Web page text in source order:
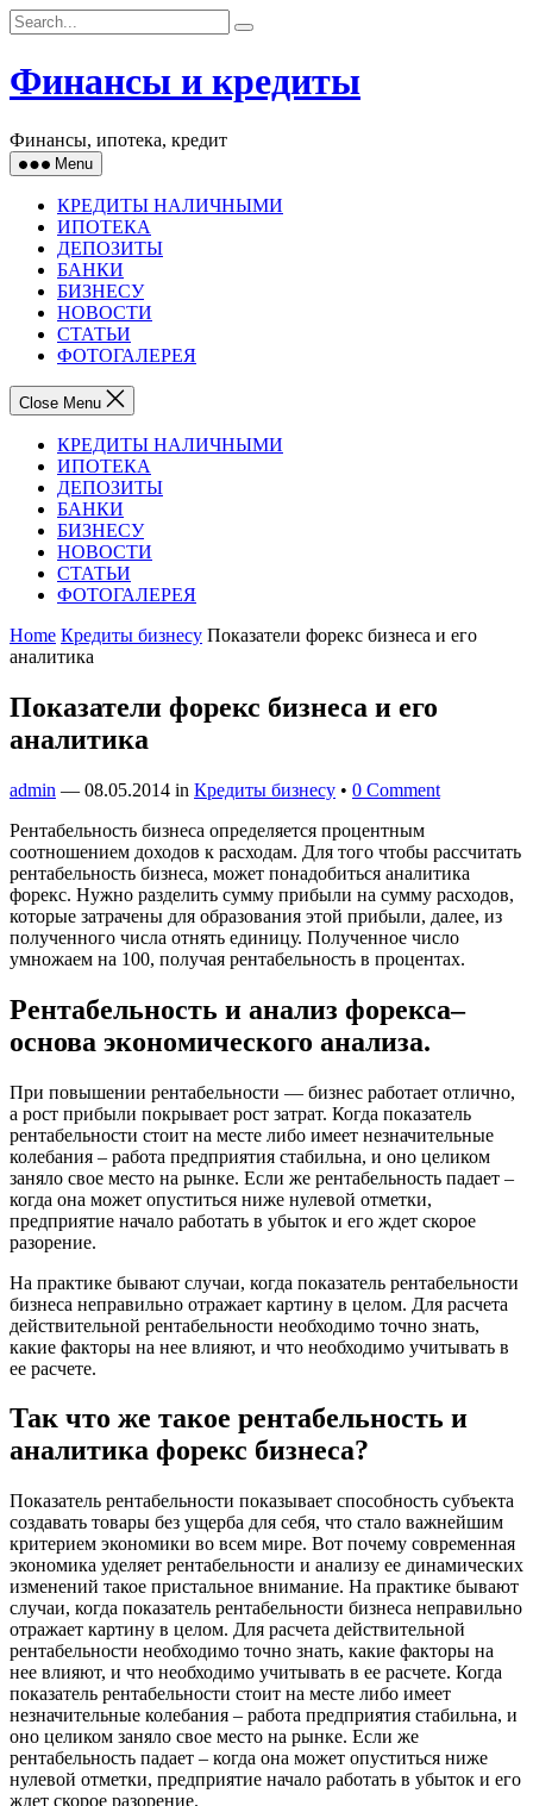
Skip
to
Финансы и кредиты
Финансы, ипотека, кредит
Menu
КРЕДИТЫ НАЛИЧНЫМИ
ИПОТЕКА
ДЕПОЗИТЫ
БАНКИ
БИЗНЕСУ
НОВОСТИ
СТАТЬИ
ФОТОГАЛЕРЕЯ
Close Menu
КРЕДИТЫ НАЛИЧНЫМИ
ИПОТЕКА
ДЕПОЗИТЫ
БАНКИ
БИЗНЕСУ
НОВОСТИ
СТАТЬИ
ФОТОГАЛЕРЕЯ
Home Кредиты бизнесу Показатели форекс бизнеса и его
аналитика
Показатели форекс бизнеса и его
аналитика
admin — 08.05.2014 in Кредиты бизнесу • 0 Comment
Рентабельность бизнеса определяется процентным
соотношением доходов к расходам. Для того чтобы рассчитать
рентабельность бизнеса, может понадобиться аналитика
форекс. Нужно разделить сумму прибыли на сумму расходов,
которые затрачены для образования этой прибыли, далее, из
полученного числа отнять единицу. Полученное число
умножаем на 100, получая рентабельность в процентах.
Рентабельность и анализ форекса–
основа экономического анализа.
При повышении рентабельности — бизнес работает отлично,
а рост прибыли покрывает рост затрат. Когда показатель
рентабельности стоит на месте либо имеет незначительные
колебания – работа предприятия стабильна, и оно целиком
заняло свое место на рынке. Если же рентабельность падает –
когда она может опуститься ниже нулевой отметки,
предприятие начало работать в убыток и его ждет скорое
разорение.
На практике бывают случаи, когда показатель рентабельности
бизнеса неправильно отражает картину в целом. Для расчета
действительной рентабельности необходимо точно знать,
какие факторы на нее влияют, и что необходимо учитывать в
ее расчете.
Так что же такое рентабельность и
аналитика форекс бизнеса?
Показатель рентабельности показывает способность субъекта
создавать товары без ущерба для себя, что стало важнейшим
критерием экономики во всем мире. Вот почему современная
экономика уделяет рентабельности и анализу ее динамических
изменений такое пристальное внимание. На практике бывают
случаи, когда показатель рентабельности бизнеса неправильно
отражает картину в целом. Для расчета действительной
рентабельности необходимо точно знать, какие факторы на
нее влияют, и что необходимо учитывать в ее расчете. Когда
показатель рентабельности стоит на месте либо имеет
незначительные колебания – работа предприятия стабильна, и
оно целиком заняло свое место на рынке. Если же
рентабельность падает – когда она может опуститься ниже
нулевой отметки, предприятие начало работать в убыток и его
ждет скорое разорение.